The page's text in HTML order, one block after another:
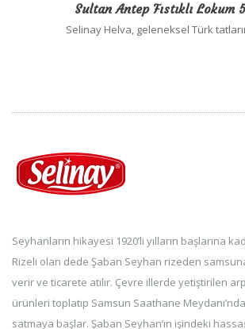
Sultan Antep Fıstıklı Lokum
Selinay Helva, geleneksel Türk
Seyhanların hikayesi 1920’li yılların başlarına
Rizeli olan dede Şaban Seyhan rizeden
verir ve ticarete atılır. Çevre illerde yetiştirilen
ürünleri toplatıp Samsun Saathane
satmaya başlar. Şaban Seyhan’ın işindeki